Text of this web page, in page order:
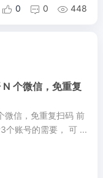
 0  0  448
个微信，免重复
微信，免重复扫码 前
个账号的需要， 可 ...